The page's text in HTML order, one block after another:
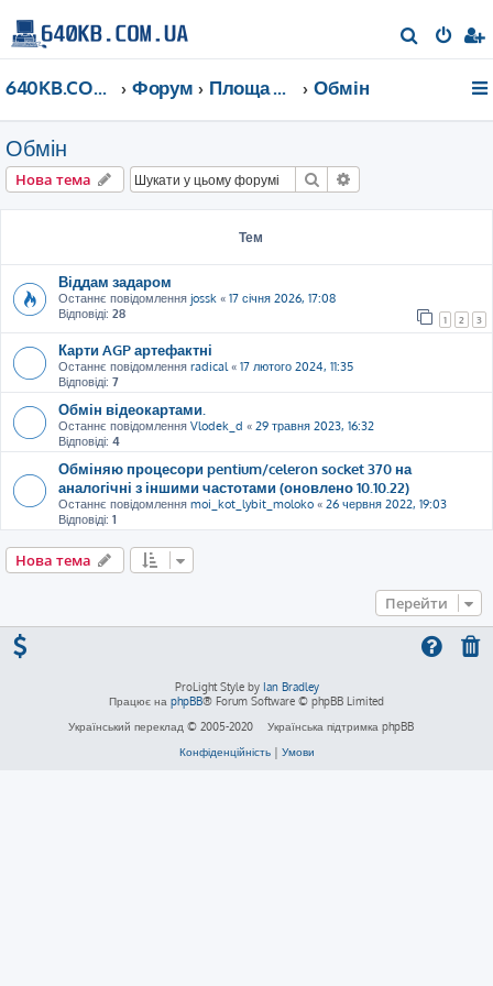
о
640KB.COM.UA Форум Площа Ринок Обмін
Обмін
Нова тема Пошук
Тем
Віддам задаром
Останнє повідомлення jossk « 17 січня 2026, 17:08
Відповіді: 28 1 2 3
Карти AGP артефактні
Останнє повідомлення radical« 17 лютого 2024, 11:35
Відповіді: 7
Обмін відеокартами.
Останнє повідомлення Vlodek_d « 29 травня 2023, 16:32
Відповіді: 4
Обміняю процесори pentium/celeron socket 370 на
аналогічні з іншими частотами (оновлено 10.10.22)
Останнє повідомлення moi_kot_lybit_moloko « 26 червня 2022, 19:03
Відповіді: 1
Нова тема
Перейти
ProLight Style by Ian Bradley
Працює на phpBB® Forum Software © phpBB Limited
Український переклад © 2005-2020
Українська підтримка phpBB
Конфіденційність| Умови